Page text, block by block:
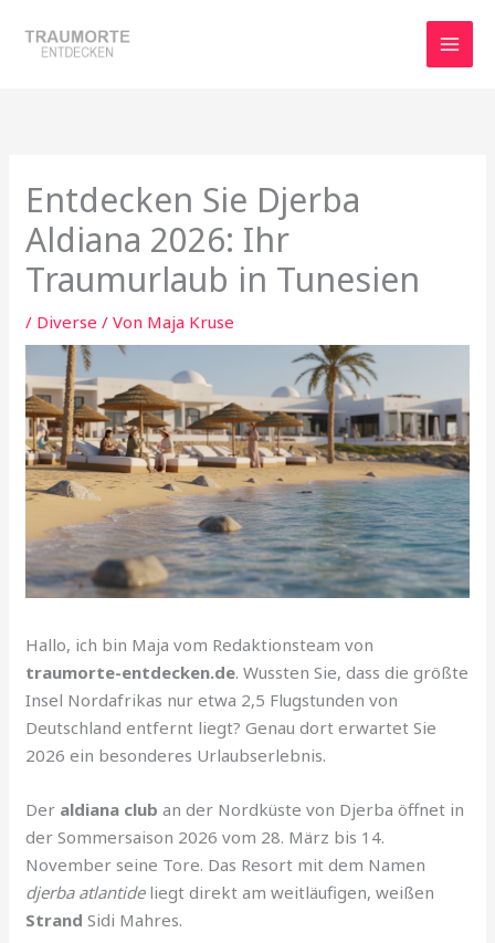
Inhalt
Entdecken Sie Djerba
Aldiana 2026: Ihr
Traumurlaub in Tunesien
/ Diverse / Von Maja Kruse
Hallo, ich bin Maja vom Redaktionsteam von
traumorte-entdecken.de. Wussten Sie, dass die größte
Insel Nordafrikas nur etwa 2,5 Flugstunden von
Deutschland entfernt liegt? Genau dort erwartet Sie
2026 ein besonderes Urlaubserlebnis.
Der aldiana club an der Nordküste von Djerba öffnet in
der Sommersaison 2026 vom 28. März bis 14.
November seine Tore. Das Resort mit dem Namen
djerba atlantideliegt direkt am weitläufigen, weißen
Strand Sidi Mahres.